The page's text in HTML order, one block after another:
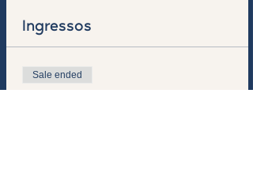
Ingressos
Sale ended